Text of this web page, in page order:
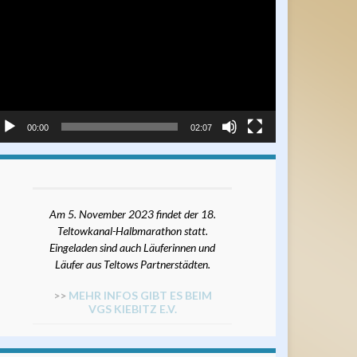
00:00 02:07
Am 5. November 2023 findet der 18.
Teltowkanal-Halbmarathon statt.
Eingeladen sind auch Läuferinnen und
Läufer aus Teltows Partnerstädten.
>> MEHR INFOS GIBT ES BEIM
VGS KIEBITZ E.V.